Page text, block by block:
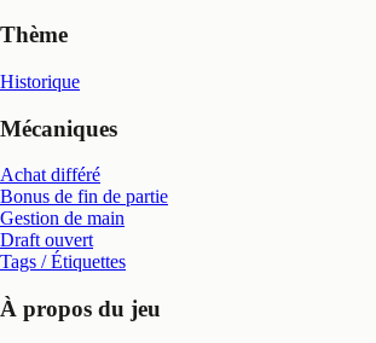
Thème
Historique
Mécaniques
Achat différé
Bonus de fin de partie
Gestion de main
Draft ouvert
Tags / Étiquettes
À propos du jeu